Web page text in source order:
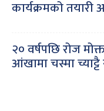
कार्यक्रमको तयारी
२० वर्षपछि रोज
आंखामा चस्मा